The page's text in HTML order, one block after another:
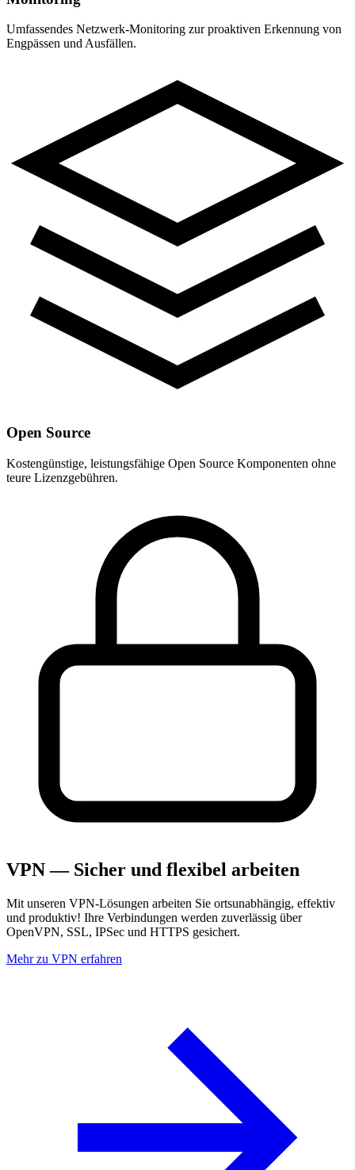
Umfassendes Netzwerk-Monitoring zur proaktiven Erkennung von
Engpässen und Ausfällen.
Open Source
Kostengünstige, leistungsfähige Open Source Komponenten ohne
teure Lizenzgebühren.
VPN — Sicher und flexibel arbeiten
Mit unseren VPN-Lösungen arbeiten Sie ortsunabhängig, effektiv
und produktiv! Ihre Verbindungen werden zuverlässig über
OpenVPN, SSL, IPSec und HTTPS gesichert.
Mehr zu VPN erfahren